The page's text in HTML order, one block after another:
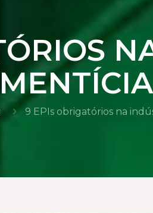
9 EPIs obrigatórios na